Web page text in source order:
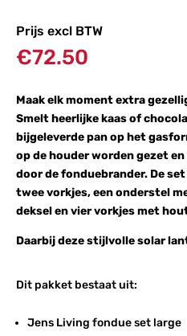
Prijs excl BTW
€72.50
Maak elk moment extra
Smelt heerlijke kaas of
bijgeleverde pan op het
op de houder worden gezet
door de fonduebrander. De
twee vorkjes, een onderstel
deksel en vier vorkjes met
Daarbij deze stijlvolle solar
Dit pakket bestaat uit:
Jens Living fondue set large